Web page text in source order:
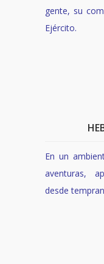
gente, su
Ejército.
En un
aventuras,
desde